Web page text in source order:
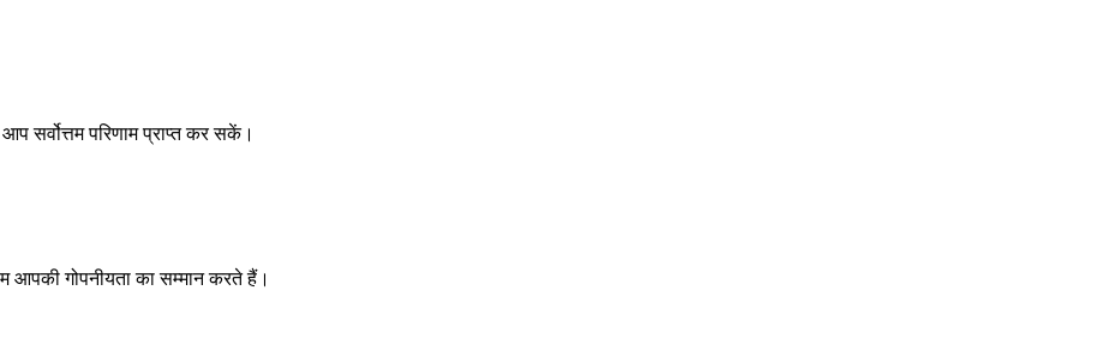
सर्वोत्तम परिणाम प्राप्त कर सकें।
आपकी गोपनीयता का सम्मान करते हैं।